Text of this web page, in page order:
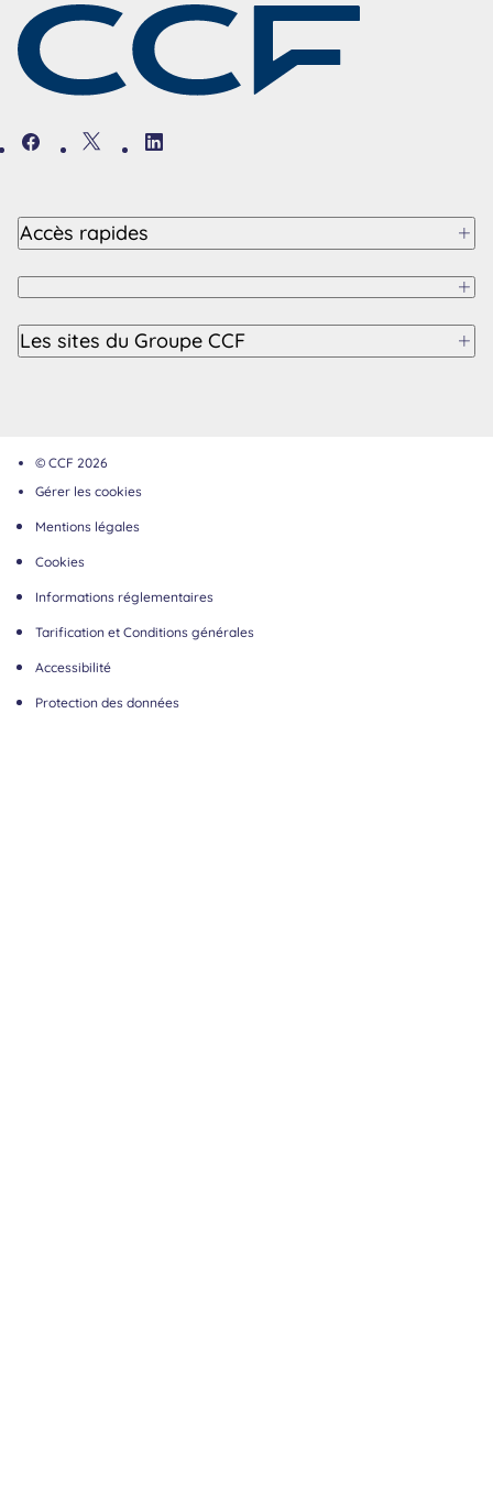
FacebookTwitter
Accès rapides
Les sites du Groupe CCF
© CCF 2026
Gérer les cookies
Mentions légales
Cookies
Informations réglementaires
Tarification et Conditions générales
Accessibilité
Protection des données